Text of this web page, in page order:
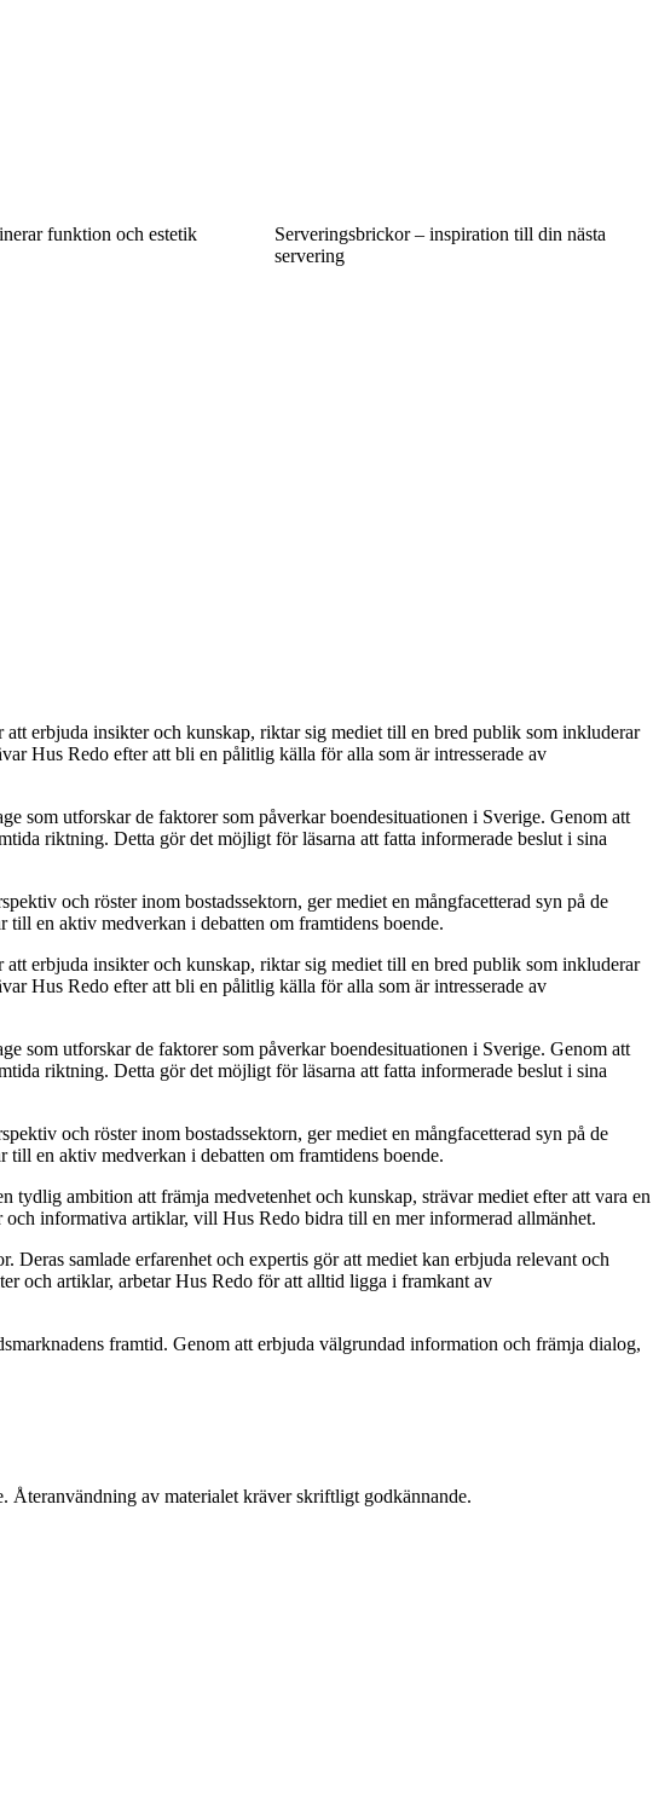
funktion och estetik
Serveringsbrickor – inspiration till din nästa
servering
erbjuda insikter och kunskap, riktar sig mediet till en bred publik som inkluderar
Hus Redo efter att bli en pålitlig källa för alla som är intresserade av
som utforskar de faktorer som påverkar boendesituationen i Sverige. Genom att
riktning. Detta gör det möjligt för läsarna att fatta informerade beslut i sina
och röster inom bostadssektorn, ger mediet en mångfacetterad syn på de
en aktiv medverkan i debatten om framtidens boende.
erbjuda insikter och kunskap, riktar sig mediet till en bred publik som inkluderar
Hus Redo efter att bli en pålitlig källa för alla som är intresserade av
som utforskar de faktorer som påverkar boendesituationen i Sverige. Genom att
riktning. Detta gör det möjligt för läsarna att fatta informerade beslut i sina
och röster inom bostadssektorn, ger mediet en mångfacetterad syn på de
en aktiv medverkan i debatten om framtidens boende.
ambition att främja medvetenhet och kunskap, strävar mediet efter att vara en
informativa artiklar, vill Hus Redo bidra till en mer informerad allmänhet.
Deras samlade erfarenhet och expertis gör att mediet kan erbjuda relevant och
och artiklar, arbetar Hus Redo för att alltid ligga i framkant av
framtid. Genom att erbjuda välgrundad information och främja dialog,
Återanvändning av materialet kräver skriftligt godkännande.